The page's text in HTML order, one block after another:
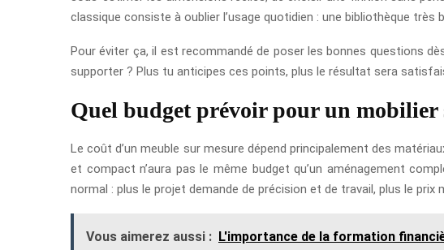
classique consiste à oublier l’usage quotidien : une bibliothèque
Pour éviter ça, il est recommandé de poser les bonnes questions
supporter ? Plus tu anticipes ces points, plus le résultat sera
Quel budget prévoir pour un mobilier
Le coût d’un meuble sur mesure dépend principalement des
et compact n’aura pas le même budget qu’un aménagement
normal : plus le projet demande de précision et de travail, plus le prix
Vous aimerez aussi : L'importance de la formation